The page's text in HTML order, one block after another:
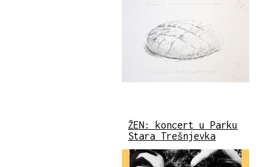
ŽEN: koncert u Parku
Stara Trešnjevka